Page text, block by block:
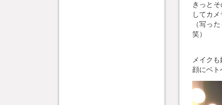
きっと
してカ
（写っ
笑）
メイク
顔にベ